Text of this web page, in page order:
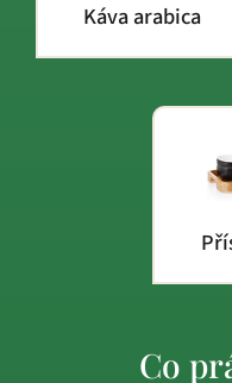
Káva arabica
Co